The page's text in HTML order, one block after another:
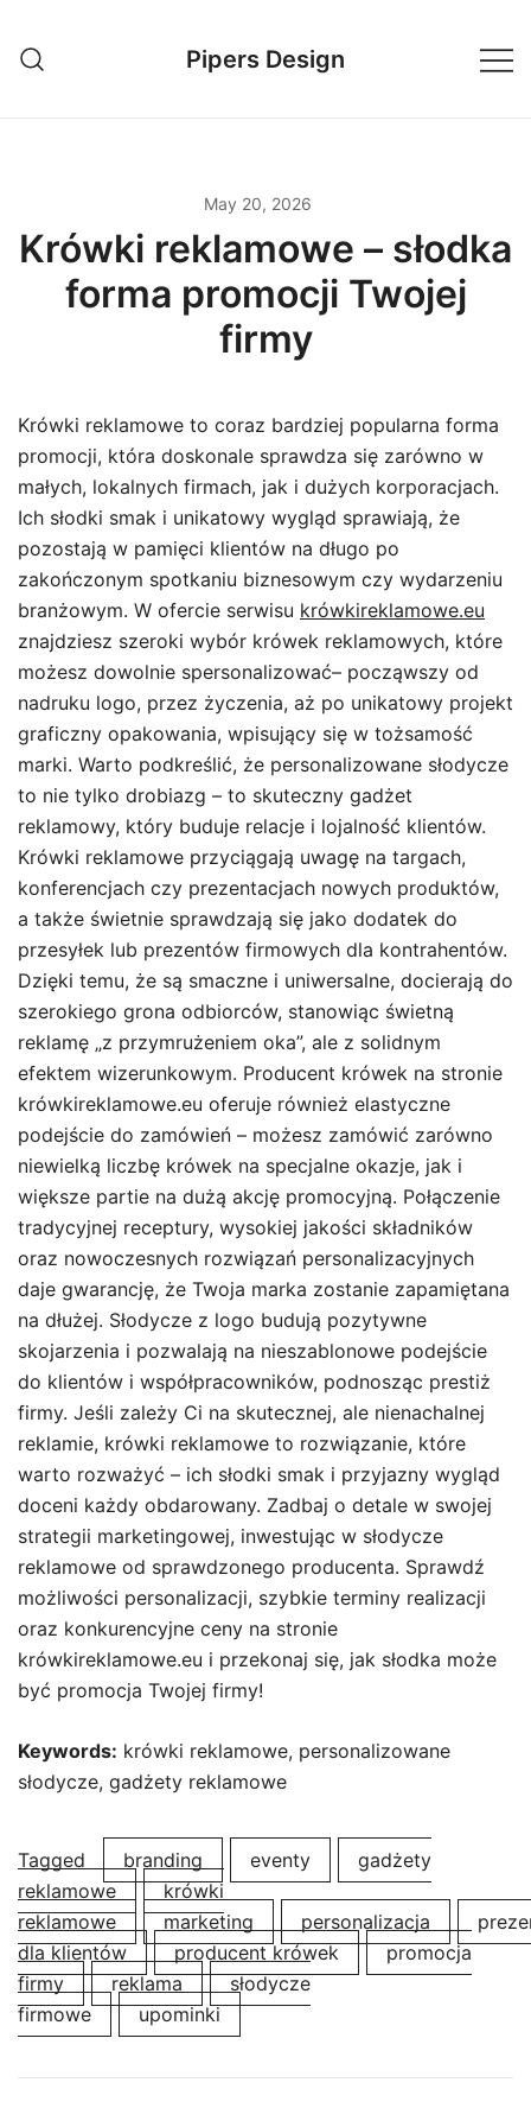
content
Pipers Design
May 20, 2026
Krówki reklamowe – słodka
forma promocji Twojej
firmy
Krówki reklamowe to coraz bardziej popularna forma
promocji, która doskonale sprawdza się zarówno w
małych, lokalnych firmach, jak i dużych korporacjach.
Ich słodki smak i unikatowy wygląd sprawiają, że
pozostają w pamięci klientów na długo po
zakończonym spotkaniu biznesowym czy wydarzeniu
branżowym. W ofercie serwisu krówkireklamowe.eu
znajdziesz szeroki wybór krówek reklamowych, które
możesz dowolnie spersonalizować– począwszy od
nadruku logo, przez życzenia, aż po unikatowy projekt
graficzny opakowania, wpisujący się w tożsamość
marki. Warto podkreślić, że personalizowane słodycze
to nie tylko drobiazg – to skuteczny gadżet
reklamowy, który buduje relacje i lojalność klientów.
Krówki reklamowe przyciągają uwagę na targach,
konferencjach czy prezentacjach nowych produktów,
a także świetnie sprawdzają się jako dodatek do
przesyłek lub prezentów firmowych dla kontrahentów.
Dzięki temu, że są smaczne i uniwersalne, docierają do
szerokiego grona odbiorców, stanowiąc świetną
reklamę „z przymrużeniem oka”, ale z solidnym
efektem wizerunkowym. Producent krówek na stronie
krówkireklamowe.eu oferuje również elastyczne
podejście do zamówień – możesz zamówić zarówno
niewielką liczbę krówek na specjalne okazje, jak i
większe partie na dużą akcję promocyjną. Połączenie
tradycyjnej receptury, wysokiej jakości składników
oraz nowoczesnych rozwiązań personalizacyjnych
daje gwarancję, że Twoja marka zostanie zapamiętana
na dłużej. Słodycze z logo budują pozytywne
skojarzenia i pozwalają na nieszablonowe podejście
do klientów i współpracowników, podnosząc prestiż
firmy. Jeśli zależy Ci na skutecznej, ale nienachalnej
reklamie, krówki reklamowe to rozwiązanie, które
warto rozważyć – ich słodki smak i przyjazny wygląd
doceni każdy obdarowany. Zadbaj o detale w swojej
strategii marketingowej, inwestując w słodycze
reklamowe od sprawdzonego producenta. Sprawdź
możliwości personalizacji, szybkie terminy realizacji
oraz konkurencyjne ceny na stronie
krówkireklamowe.eu i przekonaj się, jak słodka może
być promocja Twojej firmy!
Keywords: krówki reklamowe, personalizowane
słodycze, gadżety reklamowe
Tagged branding eventy
gadżety
reklamowe
krówki
reklamowe
marketing personalizacja
dla klientów
producent krówek
promocja
firmy
reklama
słodycze
firmowe
upominki